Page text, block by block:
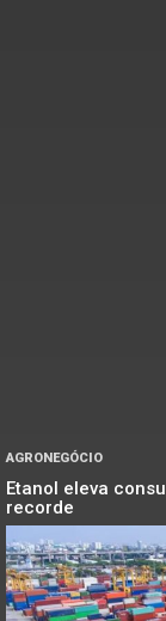
AGRONEGÓCIO
Etanol eleva
recorde